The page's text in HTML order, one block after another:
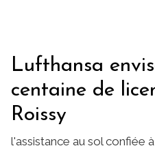
Lufthansa
centaine de
Roissy
l'assistance au sol confiée